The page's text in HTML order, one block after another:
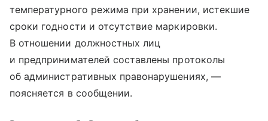
температурного режима при хранении, истекшие
сроки годности и отсутствие маркировки.
В отношении должностных лиц
и предпринимателей составлены протоколы
об административных правонарушениях, —
поясняется в сообщении.